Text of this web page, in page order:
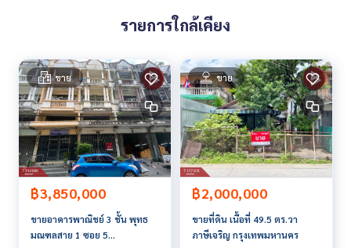
ประเมิน**
สนใจสอบถามข้อมูลเพิ่มเติม หรือ นัดชมบ้านได้ที่
Tel :0819263938ณัฐ (รหัสตัวแทน 5180)
Line ID :0958584569
Tel :0896787830เรียม (รหัสตัวแทน 5180-1)
Line ID : Pranayas
Callcenter :02-047-4282
สนใจดูทรัพย์อื่นๆ เพิ่มเติม มากกว่า 3,000 รายการ
www.tb.co.th
รายการใกล้เคียง
ขาย
฿3,850,000
ขายอาคารพาณิชย์ 3 ชั้น พุทธ
มณฑลสาย 1 ซอย 5
ขาย
฿2,000,000
ขายที่ดิน เนื้อที่ 49.5 ตร.วา
ภาษีเจริญ กรุงเทพมหานคร